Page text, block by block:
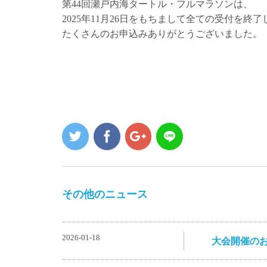
第44回瀬戸内海タートル・フルマラソンは、
2025年11月26日をもちまして全ての受付を終了
たくさんのお申込みありがとうございました。
その他のニュース
2026-01-18 大会開催の